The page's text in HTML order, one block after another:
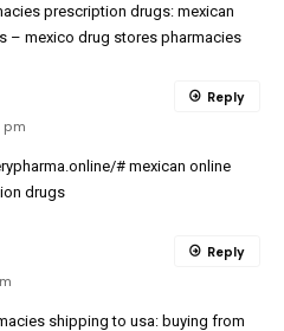
prescription drugs: mexican
– mexico drug stores pharmacies
pm
#mexican online
drugs
Reply
shipping to usa: buying from
Reply